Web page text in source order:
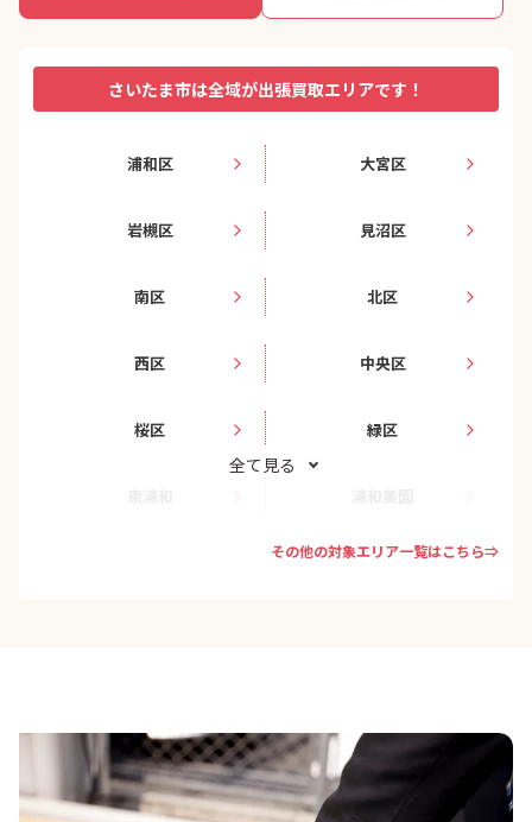
さいたま市は全域が出張買取エリアです！
浦和区 大宮区
岩槻区 見沼区
南区 北区
西区 中央区
桜区 緑区
全て見る
その他の対象エリア一覧はこちら⇒